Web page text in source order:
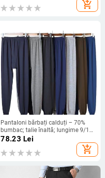
add_shopping_cart
Pantaloni bărbați calduți – 70%
bumbac; talie înaltă; lungime 9/10;
pantaloni cu mansete; protecție
78.23 Lei
add_shopping_cart